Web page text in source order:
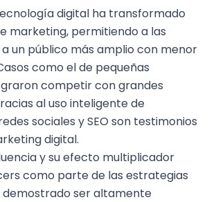
digital ha transformado
marketing, permitiendo a las
un público más amplio con menor
como el de pequeñas
competir con grandes
al uso inteligente de
sociales y SEO son testimonios
digital.
y su efecto multiplicador
como parte de las estrategias
ser altamente